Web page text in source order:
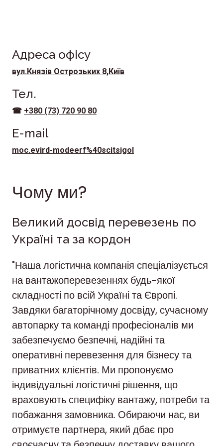
Адреса офісу
вул.Князів Острозьких 8,Київ
Тел.
☎ +380 (73) 720 90 80
E-mail
moc.evird-modeerf%40scitsigol
Чому ми?
Великий досвід перевезень по
Україні та за кордон
"Наша логістична компанія спеціалізується
на вантажоперевезеннях будь-якої
складності по всій Україні та Європі.
Завдяки багаторічному досвіду, сучасному
автопарку та команді професіоналів ми
забезпечуємо безпечні, надійні та
оперативні перевезення для бізнесу та
приватних клієнтів. Ми пропонуємо
індивідуальні логістичні рішення, що
враховують специфіку вантажу, потреби та
побажання замовника. Обираючи нас, ви
отримуєте партнера, який дбає про